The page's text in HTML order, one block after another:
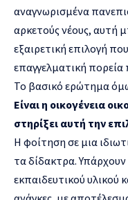
αναγνωρισμένα
αρκετούς νέους, αυτή
εξαιρετική επιλογή
επαγγελματική πορεία
Το βασικό ερώτημα
Είναι η οικογένεια
στηρίξει αυτή την
Η φοίτηση σε μια
τα δίδακτρα.
εκπαιδευτικού υλικού